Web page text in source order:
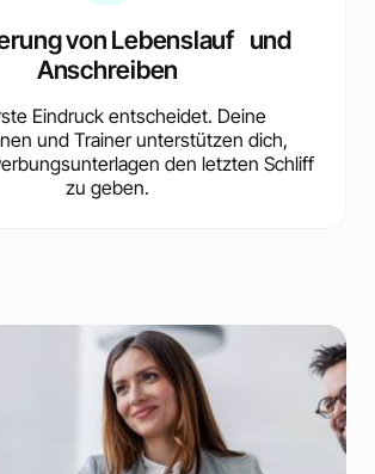
von Lebenslauf und
Anschreiben
Eindruck entscheidet. Deine
und Trainer unterstützen dich,
den letzten Schliff
zu geben.